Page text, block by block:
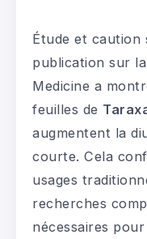
Étude et caution
publication sur
Medicine a
feuilles de
augmentent la
courte. Cela
usages
recherches
nécessaires